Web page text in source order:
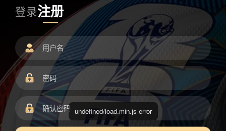
登录注册
undefined/load.min.js error